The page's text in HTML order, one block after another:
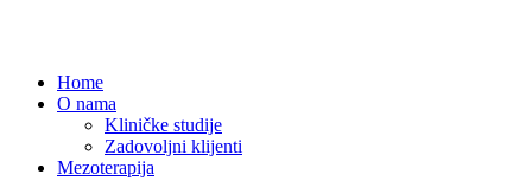
Home
O nama
Kliničke studije
Zadovoljni klijenti
Mezoterapija